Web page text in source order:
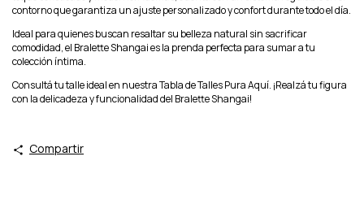
contorno que garantiza un ajuste personalizado y confort durante todo el día.
Ideal para quienes buscan resaltar su belleza natural sin sacrificar
comodidad, el Bralette Shangai es la prenda perfecta para sumar a tu
colección íntima.
Consultá tu talle ideal en nuestra Tabla de Talles Pura Aquí. ¡Realzá tu figura
con la delicadeza y funcionalidad del Bralette Shangai!
Compartir